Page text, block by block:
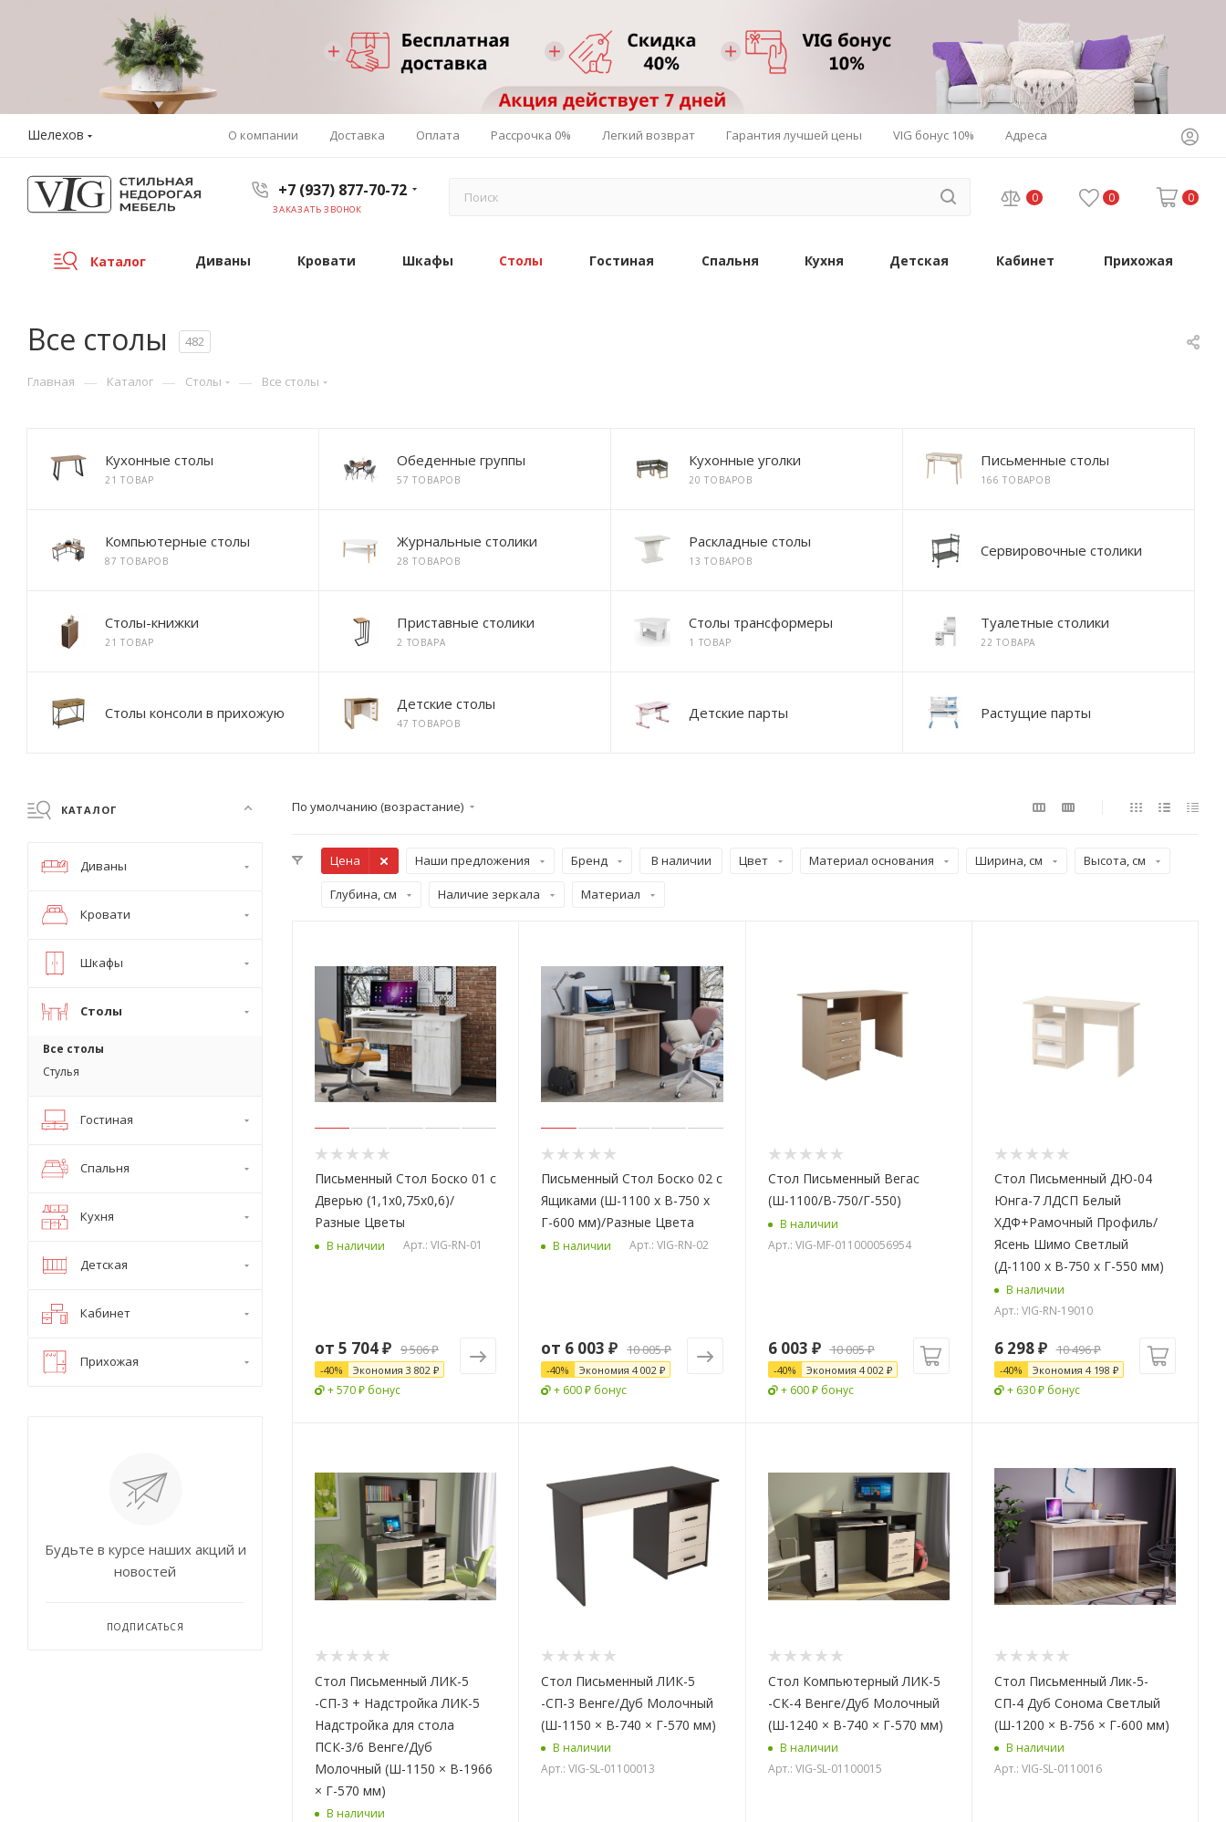
Шелехов О компании Доставка Оплата Рассрочка 0% Легкий возврат Гарантия лучшей цены VIG бонус 10% Адреса
+7 (937) 877-70-72
ЗАКАЗАТЬ ЗВОНОК
0 0 0
Каталог Диваны Кровати Шкафы Столы Гостиная Спальня Кухня Детская Кабинет Прихожая
Все столы 482
Главная — Каталог — Столы — Все столы
Кухонные столы
21 ТОВАР
Обеденные группы
57 ТОВАРОВ
Кухонные уголки
20 ТОВАРОВ
Письменные столы
166 ТОВАРОВ
Компьютерные столы
87 ТОВАРОВ
Журнальные столики
28 ТОВАРОВ
Раскладные столы
13 ТОВАРОВ
Сервировочные столики
Столы-книжки
21 ТОВАР
Приставные столики
2 ТОВАРА
Столы трансформеры
1 ТОВАР
Туалетные столики
22 ТОВАРА
Столы консоли в прихожую Детские столы
47 ТОВАРОВ
Детские парты Растущие парты
По умолчанию (возрастание)
Цена Наши предложения Бренд В наличии Цвет Материал основания Ширина, см Высота, см
Глубина, см Наличие зеркала Материал
Письменный Стол Боско 01 с
Дверью (1,1х0,75х0,6)/
Разные Цветы
В наличии Арт.: VIG-RN-01
от 5 704 ₽ 9 506 ₽
-40% Экономия 3 802 ₽
+ 570 ₽ бонус
Письменный Стол Боско 02 с
Ящиками (Ш-1100 х В-750 х
Г-600 мм)/Разные Цвета
В наличии Арт.: VIG-RN-02
от 6 003 ₽ 10 005 ₽
-40% Экономия4 002 ₽
+ 600 ₽ бонус
Стол Письменный Вегаc
(Ш-1100/В-750/Г-550)
В наличии
Арт.: VIG-MF-011000056954
6 003 ₽ 10 005₽
-40% Экономия 4 002₽
+ 600 ₽ бонус
Стол Письменный ДЮ-04
Юнга-7 ЛДСП Белый
ХДФ+Рамочный Профиль/
Ясень Шимо Светлый
(Д-1100 x В-750 x Г-550 мм)
В наличии
Арт.: VIG-RN-19010
6 298₽ 10 496₽
-40% Экономия 4 198 ₽
+ 630 ₽ бонус
Стол Письменный ЛИК-5
-СП-3 + Надстройка ЛИК-5
Надстройка для стола
ПСК-3/6 Венге/Дуб
Молочный (Ш-1150 × В-1966
× Г-570 мм)
В наличии
Стол Письменный ЛИК-5
-СП-3 Венге/Дуб Молочный
(Ш-1150 × В-740 × Г-570 мм)
В наличии
Арт.: VIG-SL-01100013
Стол Компьютерный ЛИК-5
-СК-4 Венге/Дуб Молочный
(Ш-1240 × В-740 × Г-570 мм)
В наличии
Арт.: VIG-SL-01100015
Стол Письменный Лик-5-
СП-4 Дуб Сонома Светлый
(Ш-1200 × В-756 × Г-600 мм)
В наличии
Арт.: VIG-SL-0110016
КАТАЛОГ
Диваны
Кровати
Шкафы
Столы
Все столы
Стулья
Гостиная
Спальня
Кухня
Детская
Кабинет
Прихожая
Будьте в курсе наших акций и
новостей
ПОДПИСАТЬСЯ